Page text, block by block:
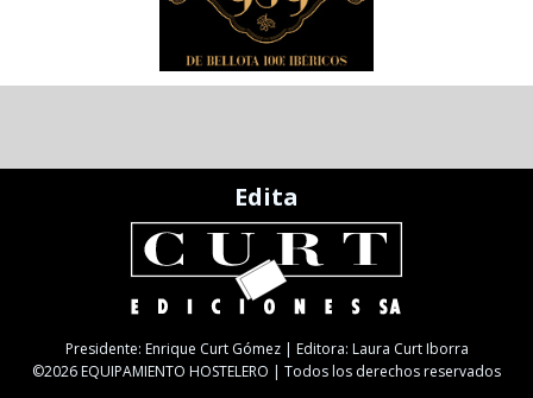
Edita
Presidente: Enrique Curt Gómez | Editora: Laura Curt Iborra
©2026 EQUIPAMIENTO HOSTELERO | Todos los derechos reservados